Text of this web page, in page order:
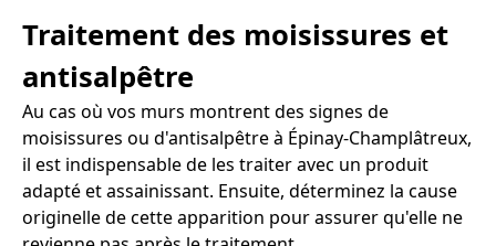
Traitement des moisissures et
antisalpêtre
Au cas où vos murs montrent des signes de
moisissures ou d'antisalpêtre à Épinay-Champlâtreux,
il est indispensable de les traiter avec un produit
adapté et assainissant. Ensuite, déterminez la cause
originelle de cette apparition pour assurer qu'elle ne